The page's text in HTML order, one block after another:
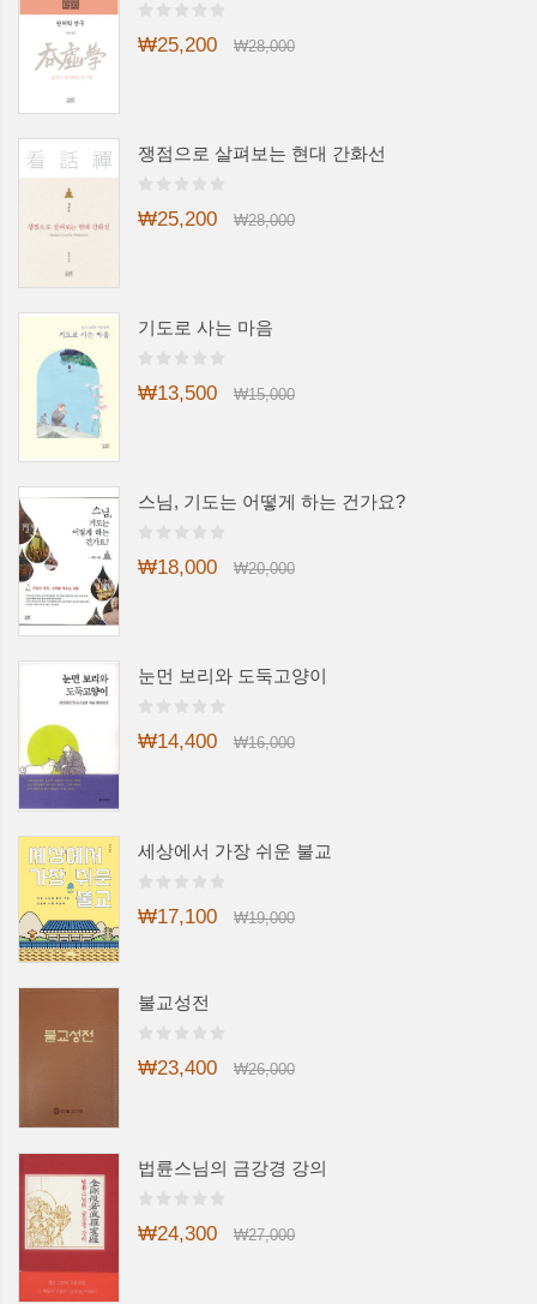
₩25,200 ₩28,000
쟁점으로 살펴보는 현대 간화선
₩25,200 ₩28,000
기도로 사는 마음
₩13,500 ₩15,000
스님, 기도는 어떻게 하는 건가요?
₩18,000 ₩20,000
눈먼 보리와 도둑고양이
₩14,400 ₩16,000
세상에서 가장 쉬운 불교
₩17,100 ₩19,000
불교성전
₩23,400 ₩26,000
법륜스님의 금강경 강의
₩24,300 ₩27,000